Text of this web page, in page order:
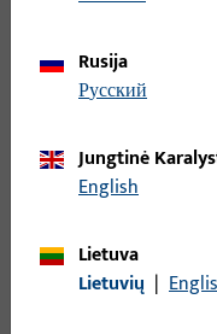
Rankenos štiftas,
Rankenos štiftas,
Rusija
русский
Jungtinė
English
Lietuva
Lietuvių |